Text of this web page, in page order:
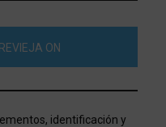
ON
identificación y